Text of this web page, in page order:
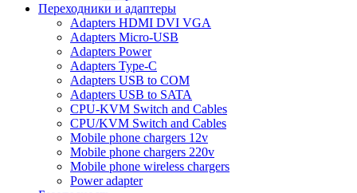
Переходники и адаптеры
Adapters HDMI DVI VGA
Adapters Micro-USB
Adapters Power
Adapters Type-C
Adapters USB to COM
Adapters USB to SATA
CPU-KVM Switch and Cables
CPU/KVM Switch and Cables
Mobile phone chargers 12v
Mobile phone chargers 220v
Mobile phone wireless chargers
Power adapter